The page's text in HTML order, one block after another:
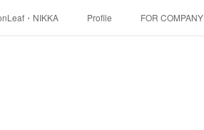
・NIKKA Profile FOR COMPANY